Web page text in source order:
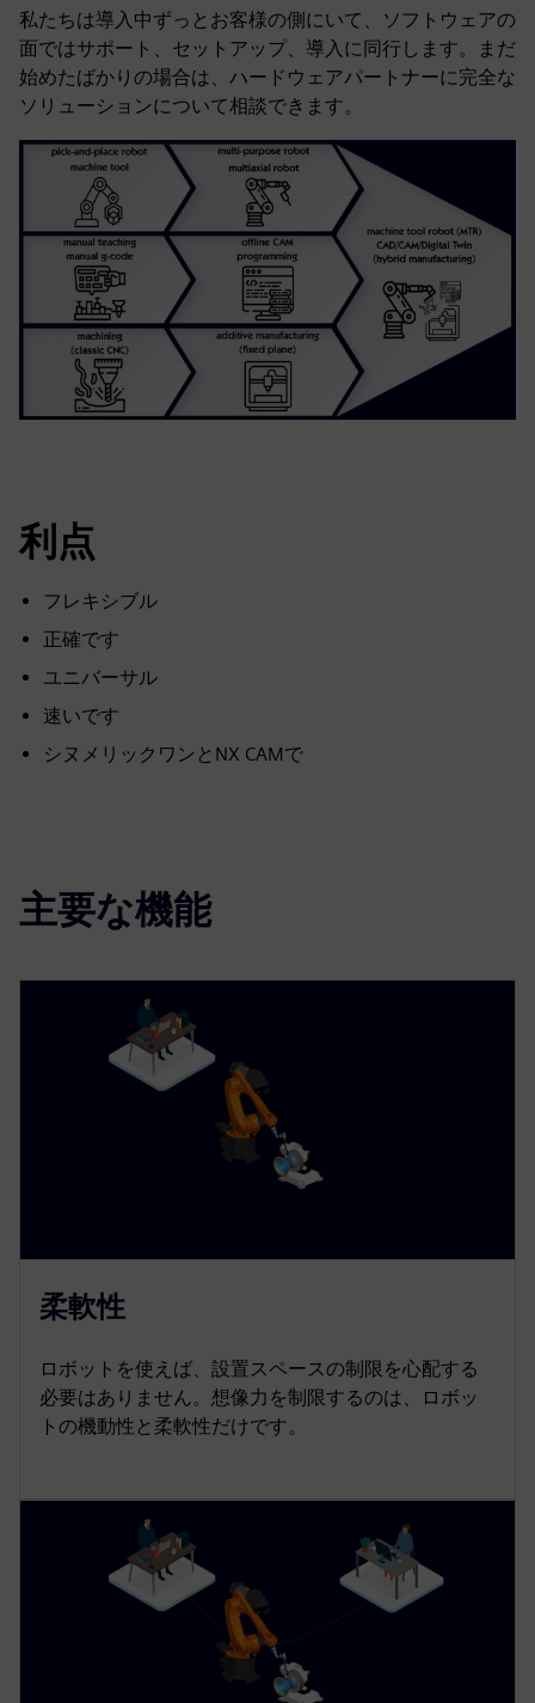
私たちは導入中ずっとお客様の側にいて、ソフトウェアの
面ではサポート、セットアップ、導入に同行します。まだ
始めたばかりの場合は、ハードウェアパートナーに完全な
ソリューションについて相談できます。
利点
フレキシブル
正確です
ユニバーサル
速いです
シヌメリックワンとNX CAMで
主要な機能
柔軟性
ロボットを使えば、設置スペースの制限を心配する
必要はありません。想像力を制限するのは、ロボッ
トの機動性と柔軟性だけです。